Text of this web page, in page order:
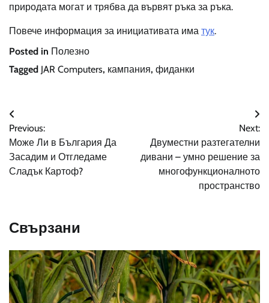
природата могат и трябва да вървят ръка за ръка.
Повече информация за инициативата има тук.
Posted in Полезно
Tagged JAR Computers, кампания, фиданки
Навигация
Previous:
Може Ли в България Да
Засадим и Отгледаме
Сладък Картоф?
Next:
Двуместни разтегателни
дивани – умно решение за
многофункционалното
пространство
Свързани